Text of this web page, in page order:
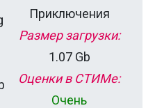
Приключения
Размер загрузки:
1.07 Gb
Оценки в СТИМе:
Очень